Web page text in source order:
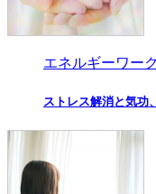
エネルギーワーク
ストレス解消と気功